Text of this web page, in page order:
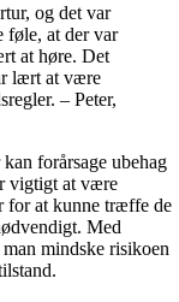
og det var
føle, at der var
at høre. Det
lært at være
– Peter,
forårsage ubehag
vigtigt at være
for at kunne træffe de
Med
mindske risikoen